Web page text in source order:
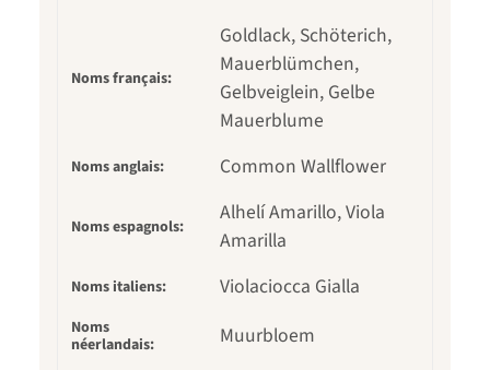
Noms français:
Goldlack, Schöterich,
Mauerblümchen,
Gelbveiglein, Gelbe
Mauerblume
Noms anglais: Common Wallflower
Noms espagnols:
Alhelí Amarillo, Viola
Amarilla
Noms italiens: Violaciocca Gialla
Noms
néerlandais:
Muurbloem